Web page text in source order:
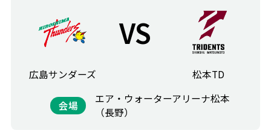
広島サンダーズ
VS
松本TD
会場
エア・ウォーターアリーナ松本
（長野）